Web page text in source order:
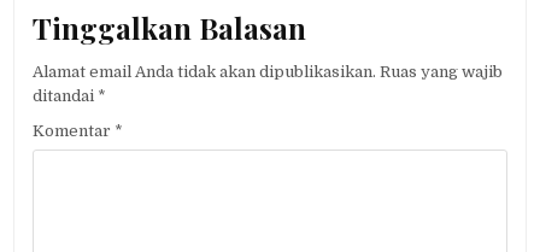
Tinggalkan Balasan
Alamat email Anda tidak akan dipublikasikan. Ruas yang wajib
ditandai *
Komentar *